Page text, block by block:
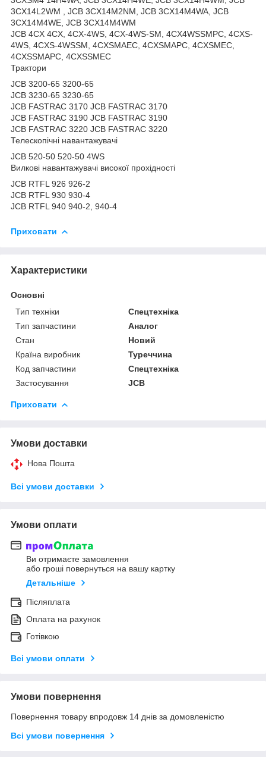
3CX14L2WM , JCB 3CX14M2NM, JCB 3CX14M4WA, JCB
3CX14M4WE, JCB 3CX14M4WM
JCB 4CX 4CX, 4CX-4WS, 4CX-4WS-SM, 4CX4WSSMPC, 4CXS-
4WS, 4CXS-4WSSM, 4CXSMAEC, 4CXSMAPC, 4CXSMEC,
4CXSSMAPC, 4CXSSMEC
Трактори
JCB 3200-65 3200-65
JCB 3230-65 3230-65
JCB FASTRAC 3170 JCB FASTRAC 3170
JCB FASTRAC 3190 JCB FASTRAC 3190
JCB FASTRAC 3220 JCB FASTRAC 3220
Телескопічні навантажувачі
JCB 520-50 520-50 4WS
Вилкові навантажувачі високої прохідності
JCB RTFL 926 926-2
JCB RTFL 930 930-4
JCB RTFL 940 940-2, 940-4
Приховати
Характеристики
Основні
Тип техніки
Спецтехніка
Тип запчастини
Аналог
Стан
Новий
Країна виробник
Туреччина
Код запчастини
Спецтехніка
Застосування
JCB
Приховати
Умови доставки
Нова Пошта
Всі умови доставки
Умови оплати
Ви отримаєте замовлення
або гроші повернуться на вашу картку
Детальніше
Післяплата
Оплата на рахунок
Готівкою
Всі умови оплати
Умови повернення
Повернення товару впродовж 14 днів за домовленістю
Всі умови повернення